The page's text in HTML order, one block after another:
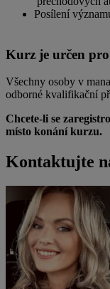
Posílení
Kurz je určen
Všechny osoby v
odborné kvalifikační
Chcete-li se
místo konání kurzu.
Kontaktujte